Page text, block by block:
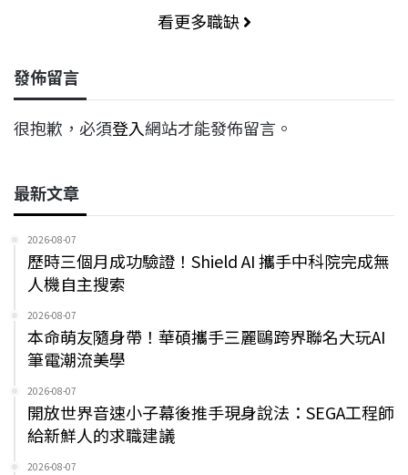
看更多職缺
發佈留言
很抱歉，必須登入網站才能發佈留言。
最新文章
2026-08-07
歷時三個月成功驗證！Shield AI 攜手中科院完成無
人機自主搜索
2026-08-07
本命萌友隨身帶！華碩攜手三麗鷗跨界聯名大玩AI
筆電潮流美學
2026-08-07
開放世界音速小子幕後推手現身說法：SEGA工程師
給新鮮人的求職建議
2026-08-07